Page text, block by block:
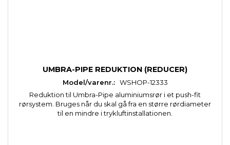
UMBRA-PIPE REDUKTION (REDUCER)
Model/varenr.: WSHOP-12333
Reduktion til Umbra-Pipe aluminiumsrør i et push-fit
rørsystem. Bruges når du skal gå fra en større rørdiameter
til en mindre i trykluftinstallationen.